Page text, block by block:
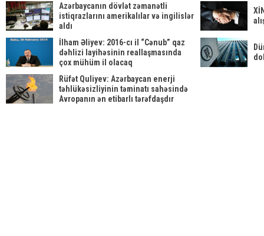
Azərbaycanın dövlət zəmanətli
istiqrazlarını amerikalılar və ingilislər
aldı
İlham Əliyev: 2016-cı il “Cənub” qaz
dəhlizi layihəsinin reallaşmasında
çox mühüm il olacaq
Rüfət Quliyev: Azərbaycan enerji
təhlükəsizliyinin təminatı sahəsində
Avropanın ən etibarlı tərəfdaşdır